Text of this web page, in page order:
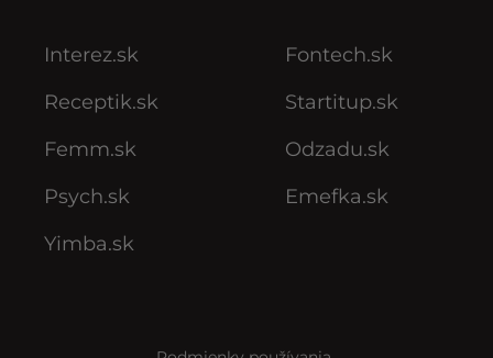
Interez.sk
Receptik.sk
Femm.sk
Psych.sk
Yimba.sk
Fontech.sk
Startitup.sk
Odzadu.sk
Emefka.sk